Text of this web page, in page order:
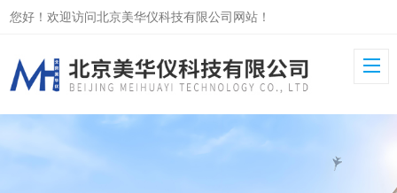
您好！欢迎访问北京美华仪科技有限公司网站！